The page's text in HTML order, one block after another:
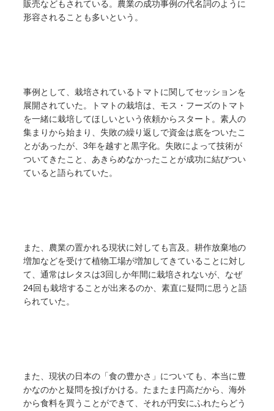
販売などもされている。農業の成功事例の代名詞のように
形容されることも多いという。
事例として、栽培されているトマトに関してセッションを
展開されていた。トマトの栽培は、モス・フーズのトマト
を一緒に栽培してほしいという依頼からスタート。素人の
集まりから始まり、失敗の繰り返しで資金は底をついたこ
とがあったが、3年を越すと黒字化。失敗によって技術が
ついてきたこと、あきらめなかったことが成功に結びつい
ていると語られていた。
また、農業の置かれる現状に対しても言及。耕作放棄地の
増加などを受けて植物工場が増加してきていることに対し
て、通常はレタスは3回しか年間に栽培されないが、なぜ
24回も栽培することが出来るのか、素直に疑問に思うと語
られていた。
また、現状の日本の「食の豊かさ」についても、本当に豊
かなのかと疑問を投げかける。たまたま円高だから、海外
から食料を買うことができて、それが円安にふれたらどう